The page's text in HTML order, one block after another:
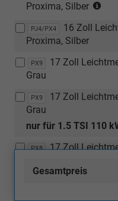
Proxima, Silber
PJ4/PX4
16 Zoll
Proxima, Silber
PX9
17 Zoll
Grau
PX9
17 Zoll
Grau
nur für 1.5 TSI 110
PX8
17 Zoll
Gesamtpreis